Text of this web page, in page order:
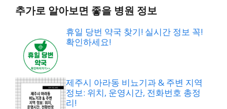
추가로 알아보면 좋을 병원 정보
휴일 당번 약국 찾기! 실시간 정보 꼭!
확인하세요!
제주시 아라동 비뇨기과 & 주변 지역
정보: 위치, 운영시간, 전화번호 총정
리!